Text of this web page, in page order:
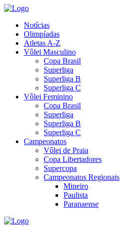
Notícias
Olimpíadas
Atletas A-Z
Vôlei Masculino
Copa Brasil
Superliga
Superliga B
Superliga C
Vôlei Feminino
Copa Brasil
Superliga
Superliga B
Superliga C
Campeonatos
Vôlei de Praia
Copa Libertadores
Supercopa
Campeonatos Regionais
Mineiro
Paulista
Paranaense